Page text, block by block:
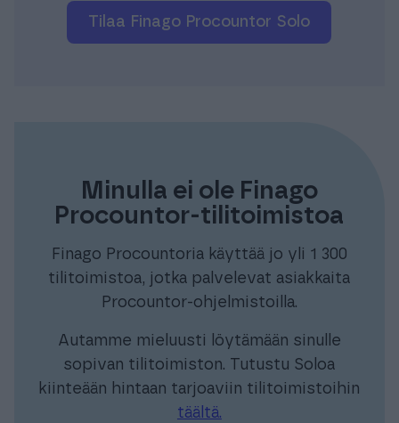
Tilaa Finago Procountor Solo
Minulla ei ole Finago
Procountor-tilitoimistoa
Finago Procountoria käyttää jo yli 1 300
tilitoimistoa, jotka palvelevat asiakkaita
Procountor-ohjelmistoilla.
Autamme mieluusti löytämään sinulle
sopivan tilitoimiston. Tutustu Soloa
kiinteään hintaan tarjoaviin tilitoimistoihin
täältä.